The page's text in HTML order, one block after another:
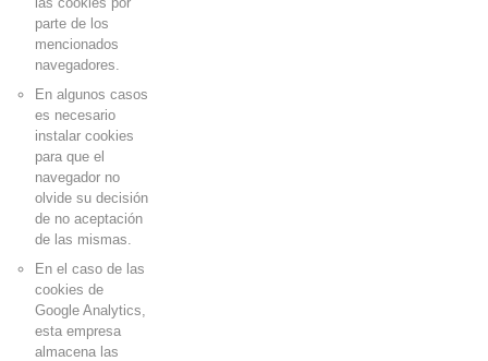
parte de los
mencionados
navegadores.
En algunos casos
es necesario
instalar cookies
para que el
navegador no
olvide su decisión
de no aceptación
de las mismas.
En el caso de las
cookies de
Google Analytics,
esta empresa
almacena las